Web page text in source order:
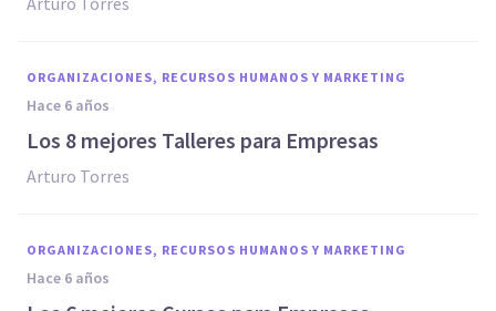
ORGANIZACIONES, RECURSOS HUMANOS Y MARKETING
hace 6 años
Los 8 mejores Talleres para Empresas
Arturo Torres
ORGANIZACIONES, RECURSOS HUMANOS Y MARKETING
hace 6 años